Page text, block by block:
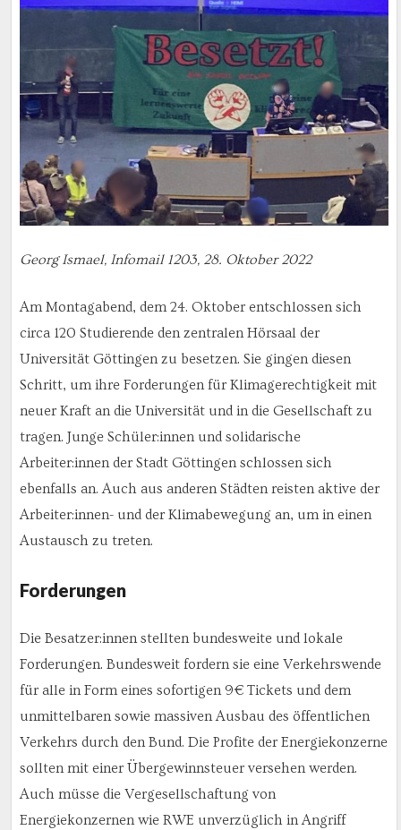
Georg Ismael, Infomail 1203, 28. Oktober 2022
Am Montagabend, dem 24. Oktober entschlossen sich
circa 120 Studierende den zentralen Hörsaal der
Universität Göttingen zu besetzen. Sie gingen diesen
Schritt, um ihre Forderungen für Klimagerechtigkeit mit
neuer Kraft an die Universität und in die Gesellschaft zu
tragen. Junge Schüler:innen und solidarische
Arbeiter:innen der Stadt Göttingen schlossen sich
ebenfalls an. Auch aus anderen Städten reisten aktive der
Arbeiter:innen- und der Klimabewegung an, um in einen
Austausch zu treten.
Forderungen
Die Besatzer:innen stellten bundesweite und lokale
Forderungen. Bundesweit fordern sie eine Verkehrswende
für alle in Form eines sofortigen 9€ Tickets und dem
unmittelbaren sowie massiven Ausbau des öffentlichen
Verkehrs durch den Bund. Die Profite der Energiekonzerne
sollten mit einer Übergewinnsteuer versehen werden.
Auch müsse die Vergesellschaftung von
Energiekonzernen wie RWE unverzüglich in Angriff